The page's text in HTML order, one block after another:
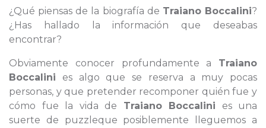
¿Qué piensas de la biografía de Traiano Boccalini?
¿Has hallado la información que deseabas
encontrar?
Obviamente conocer profundamente a Traiano
Boccalini es algo que se reserva a muy pocas
personas, y que pretender recomponer quién fue y
cómo fue la vida de Traiano Boccalini es una
suerte de puzzleque posiblemente lleguemos a